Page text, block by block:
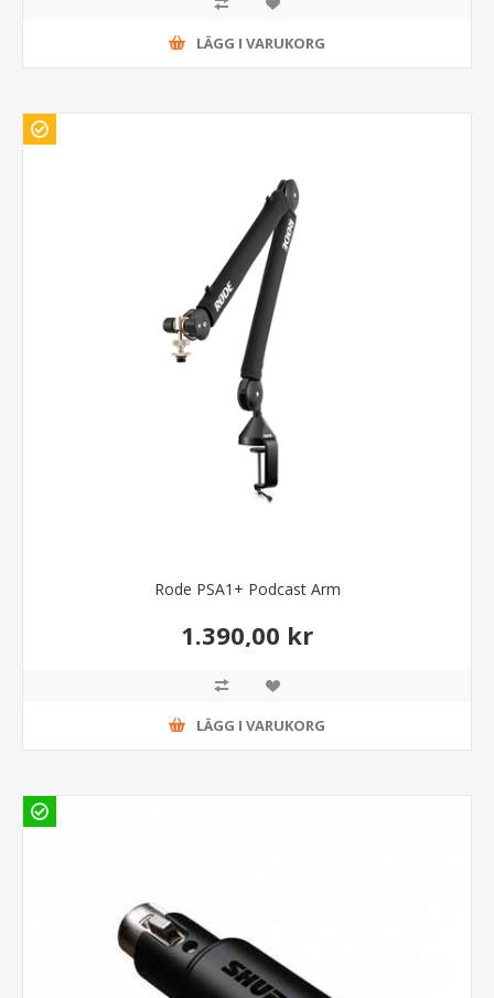
LÄGG I VARUKORG
Rode PSA1+ Podcast Arm
1.390,00 kr
LÄGG I VARUKORG